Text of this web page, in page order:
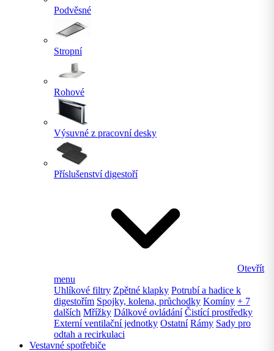
Podvěsné
Stropní
Rohové
Výsuvné z pracovní desky
Příslušenství digestoří
Otevřít
menu
Uhlíkové filtry Zpětné klapky Potrubí a hadice k
digestořím Spojky, kolena, průchodky Komíny + 7
dalších Mřížky Dálkové ovládání Čistící prostředky
Externí ventilační jednotky Ostatní Rámy Sady pro
odtah a recirkulaci
Vestavné spotřebiče